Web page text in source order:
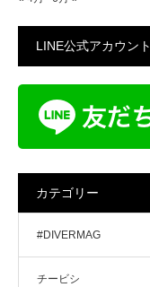
LINE公式アカウント
カテゴリー
#DIVERMAG
チービシ